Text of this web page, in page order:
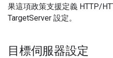
果這項政策支援定義 HTTP/
TargetServer 設定。
目標伺服器設定